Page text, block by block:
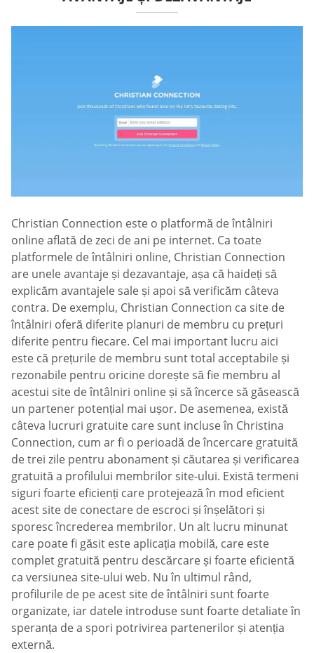
Christian Connection este o platformă de întâlniri
online aflată de zeci de ani pe internet. Ca toate
platformele de întâlniri online, Christian Connection
are unele avantaje și dezavantaje, așa că haideți să
explicăm avantajele sale și apoi să verificăm câteva
contra. De exemplu, Christian Connection ca site de
întâlniri oferă diferite planuri de membru cu prețuri
diferite pentru fiecare. Cel mai important lucru aici
este că prețurile de membru sunt total acceptabile și
rezonabile pentru oricine dorește să fie membru al
acestui site de întâlniri online și să încerce să găsească
un partener potențial mai ușor. De asemenea, există
câteva lucruri gratuite care sunt incluse în Christina
Connection, cum ar fi o perioadă de încercare gratuită
de trei zile pentru abonament și căutarea și verificarea
gratuită a profilului membrilor site-ului. Există termeni
siguri foarte eficienți care protejează în mod eficient
acest site de conectare de escroci și înșelători și
sporesc încrederea membrilor. Un alt lucru minunat
care poate fi găsit este aplicația mobilă, care este
complet gratuită pentru descărcare și foarte eficientă
ca versiunea site-ului web. Nu în ultimul rând,
profilurile de pe acest site de întâlniri sunt foarte
organizate, iar datele introduse sunt foarte detaliate în
speranța de a spori potrivirea partenerilor și atenția
externă.